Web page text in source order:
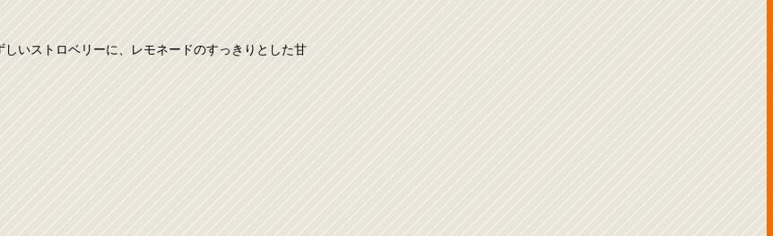
いストロベリーに、レモネードのすっきりとした甘